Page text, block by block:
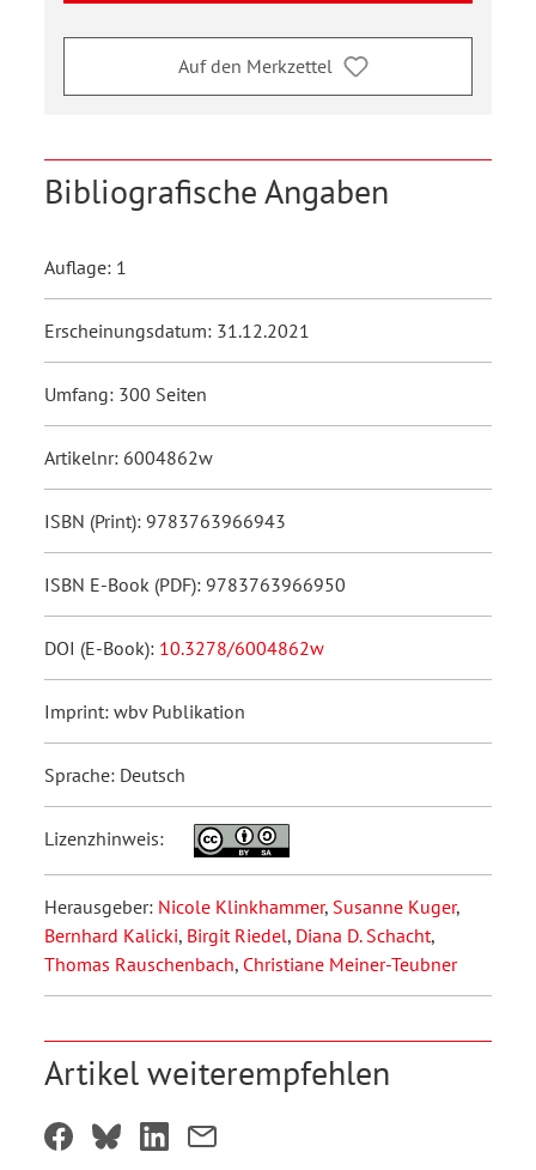
Auf den Merkzettel
Bibliografische Angaben
Auflage: 1
Erscheinungsdatum: 31.12.2021
Umfang: 300 Seiten
Artikelnr: 6004862w
ISBN (Print): 9783763966943
ISBN E-Book (PDF): 9783763966950
DOI (E-Book): 10.3278/6004862w
Imprint: wbv Publikation
Sprache: Deutsch
Lizenzhinweis:
Herausgeber: Nicole Klinkhammer, Susanne Kuger,
Bernhard Kalicki, Birgit Riedel, Diana D. Schacht,
Thomas Rauschenbach, Christiane Meiner-Teubner
Artikel weiterempfehlen